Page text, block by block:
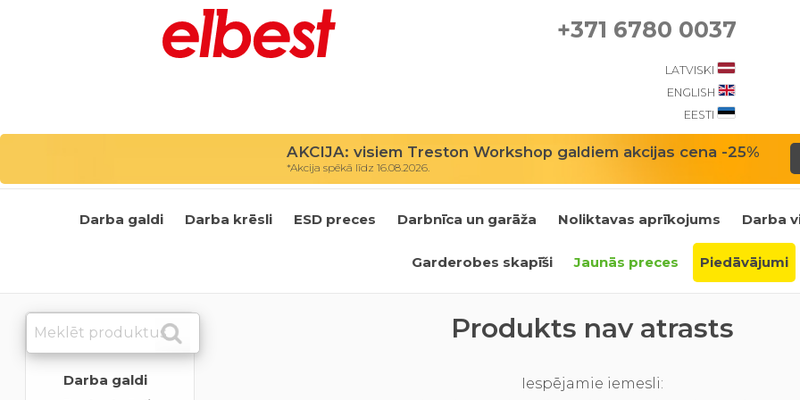
+371 6780 0037
LATVISKI
ENGLISH
EESTI
AKCIJA: visiem Treston Workshop galdiem akcijas cena -25%
*Akcija spēkā līdz 16.08.2026.
Darba galdi Darba krēsli ESD preces Darbnīca un garāža Noliktavas aprīkojums Darba
Garderobes skapīši Jaunās preces Piedāvājumi
Darba galdi
Produkts nav atrasts
Iespējamie iemesli: